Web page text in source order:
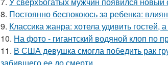
8. Постоянно беспокоюсь за ребенка:
9. Классика жанра: хотела удивить гостей,
10. На фото - гигантский водяной клоп по
11. В США девушка смогла победить рак